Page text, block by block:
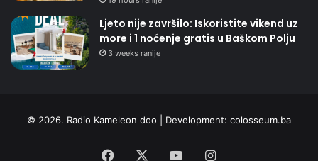
Ljeto nije završilo: Iskoristite vikend uz
more i 1 noćenje gratis u Baškom Polju
3 weeks ranije
© 2026. Radio Kameleon doo | Development: colosseum.ba
Facebook YouTubeInstagram